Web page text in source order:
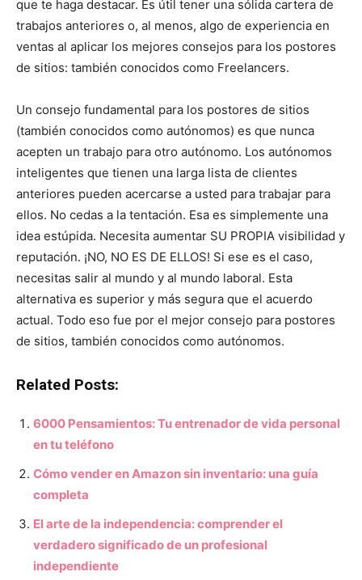
que te haga destacar. Es útil tener una sólida cartera de
trabajos anteriores o, al menos, algo de experiencia en
ventas al aplicar los mejores consejos para los postores
de sitios: también conocidos como Freelancers.
Un consejo fundamental para los postores de sitios
(también conocidos como autónomos) es que nunca
acepten un trabajo para otro autónomo. Los autónomos
inteligentes que tienen una larga lista de clientes
anteriores pueden acercarse a usted para trabajar para
ellos. No cedas a la tentación. Esa es simplemente una
idea estúpida. Necesita aumentar SU PROPIA visibilidad y
reputación. ¡NO, NO ES DE ELLOS! Si ese es el caso,
necesitas salir al mundo y al mundo laboral. Esta
alternativa es superior y más segura que el acuerdo
actual. Todo eso fue por el mejor consejo para postores
de sitios, también conocidos como autónomos.
Related Posts:
6000 Pensamientos: Tu entrenador de vida personal
en tu teléfono
Cómo vender en Amazon sin inventario: una guía
completa
El arte de la independencia: comprender el
verdadero significado de un profesional
independiente